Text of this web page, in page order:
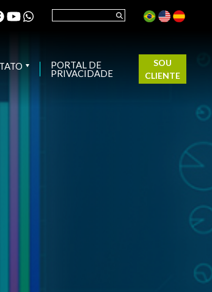
PORTAL DE
PRIVACIDADE
SOU
CLIENTE